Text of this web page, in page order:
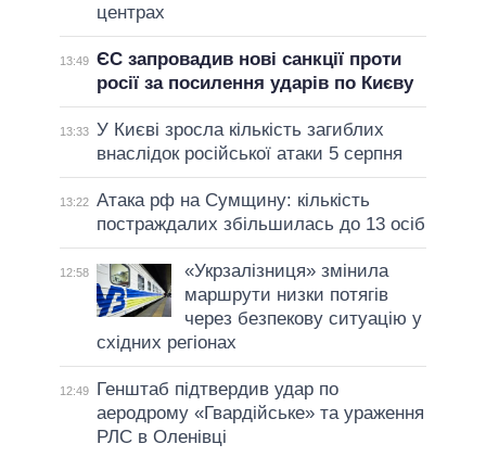
центрах
13:49 ЄС запровадив нові санкції проти
росії за посилення ударів по Києву
13:33 У Києві зросла кількість загиблих
внаслідок російської атаки 5 серпня
13:22 Атака рф на Сумщину: кількість
постраждалих збільшилась до 13 осіб
12:58
«Укрзалізниця» змінила
маршрути низки потягів
через безпекову ситуацію у
східних регіонах
12:49
Генштаб підтвердив удар по
аеродрому «Гвардійське» та ураження
РЛС в Оленівці